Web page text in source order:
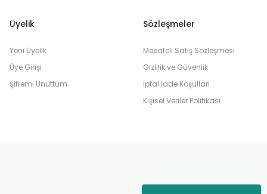
Üyelik
Yeni Üyelik
Üye Girişi
Şifremi Unuttum
Sözleşmeler
Mesafeli Satış Sözleşmesi
Gizlilik ve Güvenlik
İptal İade Koşullari
Kişisel Veriler Politikası